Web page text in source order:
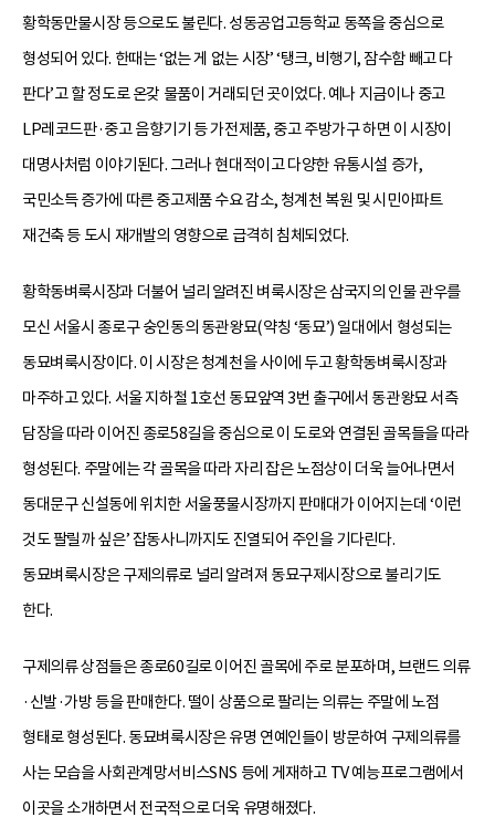
황학동만물시장 등으로도 불린다. 성동공업고등학교 동쪽을 중심으로
형성되어 있다. 한때는 ‘없는 게 없는 시장’ ‘탱크, 비행기, 잠수함 빼고 다
판다’고 할 정도로 온갖 물품이 거래되던 곳이었다. 예나 지금이나 중고
LP레코드판·중고 음향기기 등 가전제품, 중고 주방가구 하면 이 시장이
대명사처럼 이야기된다. 그러나 현대적이고 다양한 유통시설 증가,
국민소득 증가에 따른 중고제품 수요 감소, 청계천 복원 및 시민아파트
재건축 등 도시 재개발의 영향으로 급격히 침체되었다.
황학동벼룩시장과 더불어 널리 알려진 벼룩시장은 삼국지의 인물 관우를
모신 서울시 종로구 숭인동의 동관왕묘(약칭 ‘동묘’) 일대에서 형성되는
동묘벼룩시장이다. 이 시장은 청계천을 사이에 두고 황학동벼룩시장과
마주하고 있다. 서울 지하철 1호선 동묘앞역 3번 출구에서 동관왕묘 서측
담장을 따라 이어진 종로58길을 중심으로 이 도로와 연결된 골목들을 따라
형성된다. 주말에는 각 골목을 따라 자리 잡은 노점상이 더욱 늘어나면서
동대문구 신설동에 위치한 서울풍물시장까지 판매대가 이어지는데 ‘이런
것도 팔릴까 싶은’ 잡동사니까지도 진열되어 주인을 기다린다.
동묘벼룩시장은 구제의류로 널리 알려져 동묘구제시장으로 불리기도
한다.
구제의류 상점들은 종로60길로 이어진 골목에 주로 분포하며, 브랜드 의류
·신발·가방 등을 판매한다. 떨이 상품으로 팔리는 의류는 주말에 노점
형태로 형성된다. 동묘벼룩시장은 유명 연예인들이 방문하여 구제의류를
사는 모습을 사회관계망서비스SNS 등에 게재하고 TV 예능프로그램에서
이곳을 소개하면서 전국적으로 더욱 유명해졌다.